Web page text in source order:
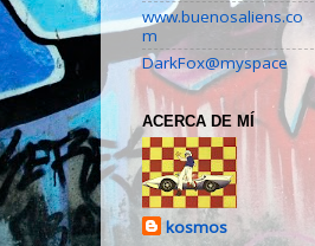
www.buenosaliens.co
m
DarkFox@myspace
ACERCA DE MÍ
kosmos